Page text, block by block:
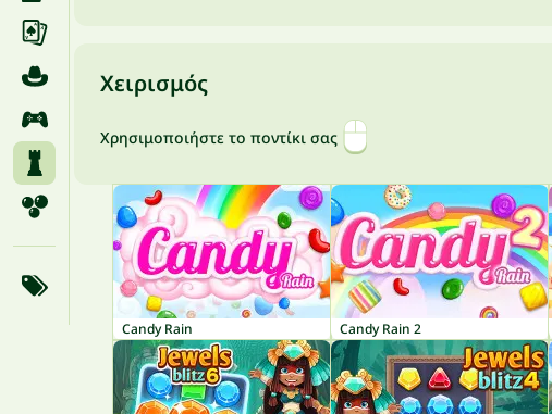
Χειρισμός
Χρησιμοποιήστε το ποντίκι σας
Candy Rain Candy Rain 2